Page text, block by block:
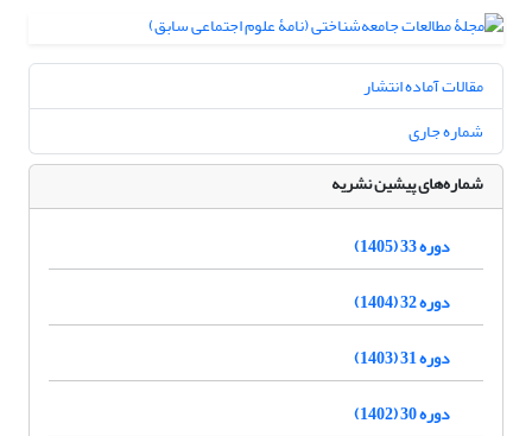
مقالات آماده انتشار
شماره جاری
شماره‌های پیشین نشریه
دوره 33 (1405)
دوره 32 (1404)
دوره 31 (1403)
دوره 30 (1402)